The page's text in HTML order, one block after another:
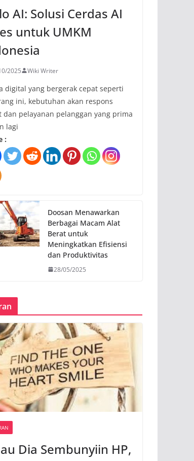
AI: Solusi Cerdas AI
untuk UMKM
2025 Wiki Writer
digital yang bergerak cepat seperti
ini, kebutuhan akan respons
dan pelayanan pelanggan yang prima
lagi
:
Doosan Menawarkan
Berbagai Macam Alat
Berat untuk
Meningkatkan Efisiensi
dan Produktivitas
28/05/2025
Dia Sembunyiin HP,